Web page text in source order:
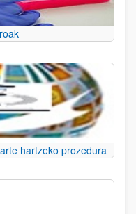
hartzeko prozedura